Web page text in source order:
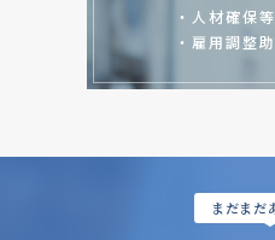
・人材確保
・雇用調整
まだまだ